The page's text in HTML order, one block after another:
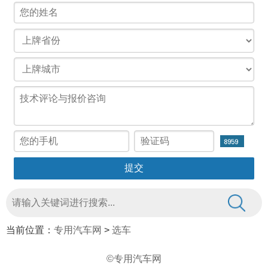
当前位置： 专用汽车网 > 选车
©专用汽车网